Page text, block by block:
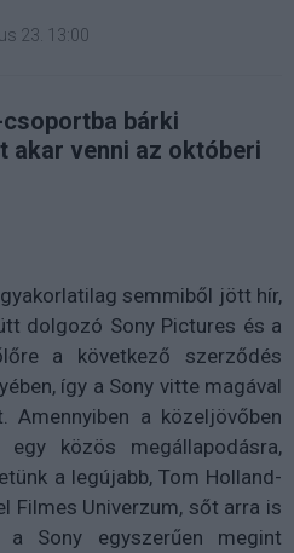
23. 13:00
bárki
akar venni az októberi
semmiből jött hír,
dolgozó Sony Pictures és a
a következő szerződés
így a Sony vitte magával
Amennyiben a közeljövőben
közös megállapodásra,
a legújabb, Tom Holland-
Filmes Univerzum, sőt arra is
Sony egyszerűen megint